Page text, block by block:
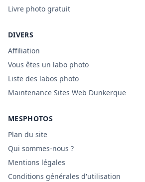
Livre photo gratuit
DIVERS
Affiliation
Vous êtes un labo photo
Liste des labos photo
Maintenance Sites Web Dunkerque
MESPHOTOS
Plan du site
Qui sommes-nous ?
Mentions légales
Conditions générales d'utilisation